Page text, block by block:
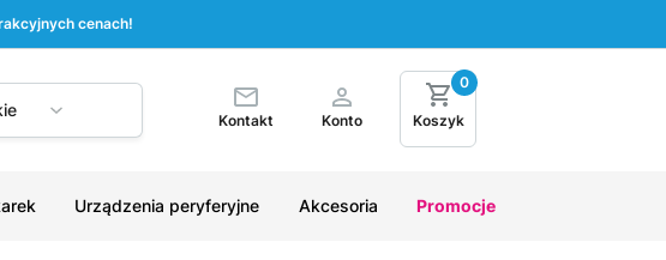
cenach!
Kontakt Konto Koszyk
0
Urządzenia peryferyjne Akcesoria Promocje